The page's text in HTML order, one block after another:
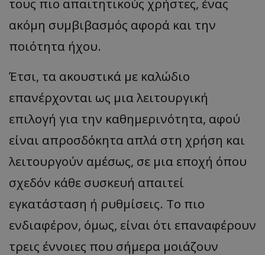
ακόμη συμβιβασμός αφορά και την
ποιότητα ήχου.
Έτσι, τα ακουστικά με καλώδιο
επανέρχονται ως μια λειτουργική
επιλογή για την καθημερινότητα, αφού
είναι απροσδόκητα απλά στη χρήση και
λειτουργούν αμέσως, σε μια εποχή όπου
σχεδόν κάθε συσκευή απαιτεί
εγκατάσταση ή ρυθμίσεις. Το πιο
ενδιαφέρον, όμως, είναι ότι επαναφέρουν
τρεις έννοιες που σήμερα μοιάζουν